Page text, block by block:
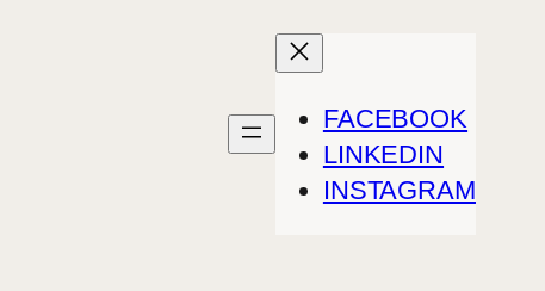
FACEBOOK
LINKEDIN
INSTAGRAM